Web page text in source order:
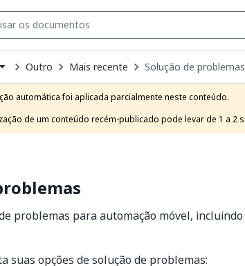
Outro Mais recente Solução de problemas
automática foi aplicada parcialmente neste conteúdo.
de um conteúdo recém-publicado pode levar de 1 a 2
problemas para automação móvel,
suas opções de solução de problemas: